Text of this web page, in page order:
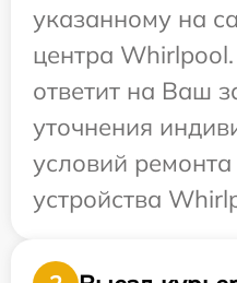
указанному на
центра
ответит на Ваш
уточнения
условий
устройства